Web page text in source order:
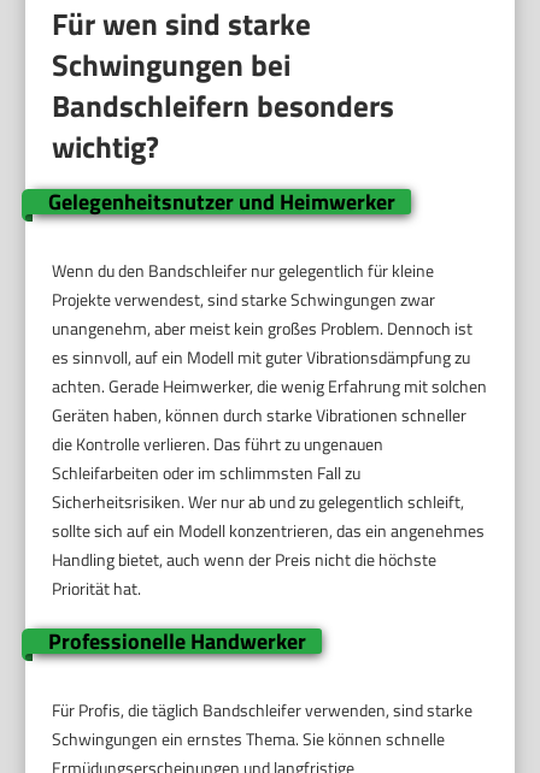
Für wen sind starke
Schwingungen bei
Bandschleifern besonders
wichtig?
Gelegenheitsnutzer und Heimwerker
Wenn du den Bandschleifer nur gelegentlich für kleine
Projekte verwendest, sind starke Schwingungen zwar
unangenehm, aber meist kein großes Problem. Dennoch ist
es sinnvoll, auf ein Modell mit guter Vibrationsdämpfung zu
achten. Gerade Heimwerker, die wenig Erfahrung mit solchen
Geräten haben, können durch starke Vibrationen schneller
die Kontrolle verlieren. Das führt zu ungenauen
Schleifarbeiten oder im schlimmsten Fall zu
Sicherheitsrisiken. Wer nur ab und zu gelegentlich schleift,
sollte sich auf ein Modell konzentrieren, das ein angenehmes
Handling bietet, auch wenn der Preis nicht die höchste
Priorität hat.
Professionelle Handwerker
Für Profis, die täglich Bandschleifer verwenden, sind starke
Schwingungen ein ernstes Thema. Sie können schnelle